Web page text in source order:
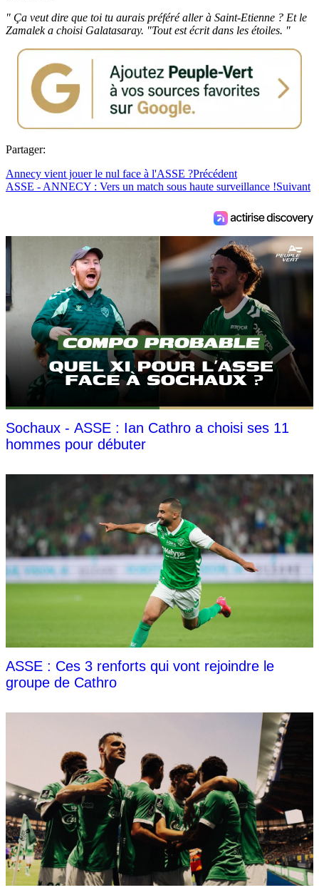
" Ça veut dire que toi tu aurais préféré aller à Saint-Etienne ? Et le
Zamalek a choisi Galatasaray. "Tout est écrit dans les étoiles. "
Partager:
Annecy vient jouer le nul face à l'ASSE ?Précédent
ASSE - ANNECY : Vers un match sous haute surveillance !Suivant
Sochaux - ASSE : Ian Cathro a choisi ses 11
hommes pour débuter
ASSE : Ces 3 renforts qui vont rejoindre le
groupe de Cathro